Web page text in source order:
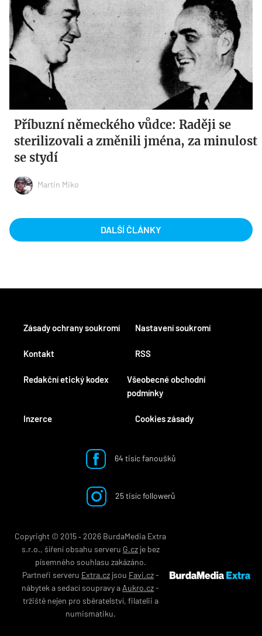
Příbuzní německého vůdce: Raději se
sterilizovali a změnili jména, za minulost
se stydí
Martin Miko
DALŠÍ ČLÁNKY
Kontakt
Redakční etický kodex
Inzerce
RSS
Všeobecné obchodní
podmínky
Cookies zásady
Zásady ochrany soukromí Nastavení soukromí
64 tisíc fanoušků
25 tisíc followerů
Copyright © 2015 ‐ 2026 BurdaMedia Extra
s.r.o., šíření obsahu serveru G.czje bez
písemného souhlasu zakázáno.
Partneři serveru Extra.czjsou Favi.cz-
nábyteka sedací soupravyaAukro.cz-
tržiště nejen pro sběratelství, filatelii a
numismatiku.